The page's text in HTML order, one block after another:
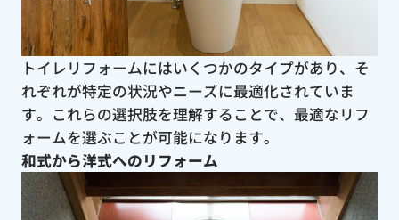
トイレリフォームにはいくつかのタイプがあり、そ
れぞれが特定の状況やニーズに最適化されていま
す。これらの選択肢を理解することで、最適なリフ
ォームを選ぶことが可能になります。
和式から洋式へのリフォーム